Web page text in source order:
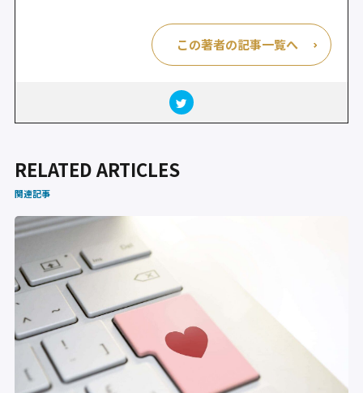
この著者の記事一覧へ
RELATED ARTICLES
関連記事